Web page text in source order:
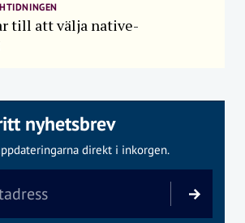
till att välja native-
nyhetsbrev
direkt i inkorgen.